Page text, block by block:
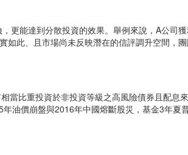
更能達到分散投資的效果。舉例來說，A公司
如此、且市場尚未反映潛在的信評調升空間，
當比重投資於非投資等級之高風險債券且配息
油價崩盤與2016年中國熔斷股災，基金3年夏